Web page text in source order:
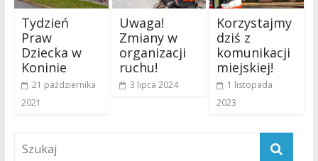
Tydzień
Praw
Dziecka w
Koninie
21 października
2021
Uwaga!
Zmiany w
organizacji
ruchu!
3 lipca 2024
Korzystajmy
dziś z
komunikacji
miejskiej!
1 listopada
2023